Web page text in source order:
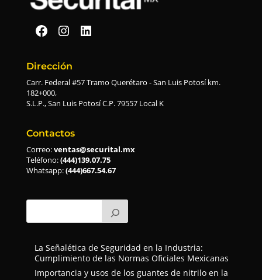
Securital en Facebook
Securital en Instagram
Securital en Linkedin
Dirección
Carr. Federal #57 Tramo Querétaro - San Luis Potosí km.
182+000,
S.L.P., San Luis Potosí C.P. 79557 Local K
Contactos
Correo:ventas@securital.mx
Teléfono:(444)139.07.75
Whatsapp:(444)667.54.67
La Señalética de Seguridad en la Industria:
Cumplimiento de las Normas Oficiales Mexicanas
Importancia y usos de los guantes de nitrilo en la